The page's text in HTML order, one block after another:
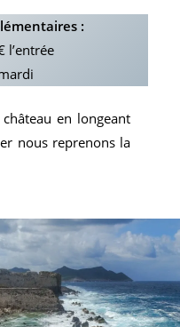
:
l’entrée
en longeant
nous reprenons la